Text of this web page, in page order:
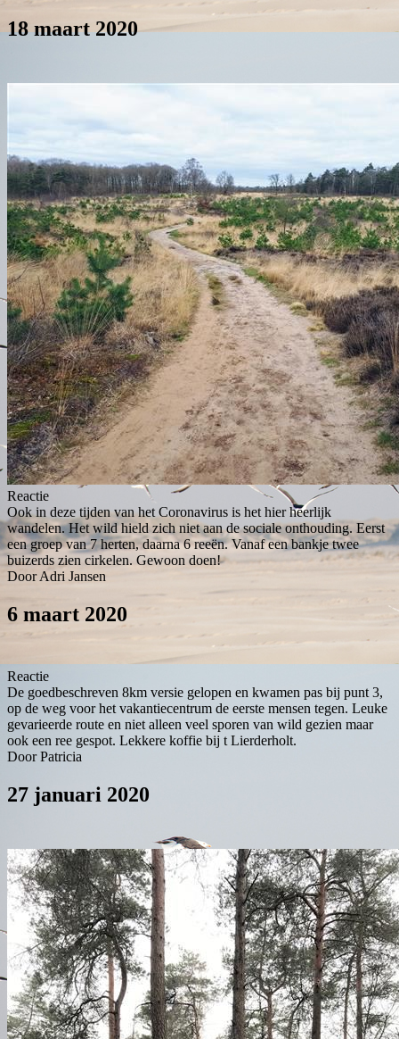
18 maart 2020
Reactie
Ook in deze tijden van het Coronavirus is het hier heerlijk
wandelen. Het wild hield zich niet aan de sociale onthouding. Eerst
een groep van 7 herten, daarna 6 reeën. Vanaf een bankje twee
buizerds zien cirkelen. Gewoon doen!
Door Adri Jansen
6 maart 2020
Reactie
De goedbeschreven 8km versie gelopen en kwamen pas bij punt 3,
op de weg voor het vakantiecentrum de eerste mensen tegen. Leuke
gevarieerde route en niet alleen veel sporen van wild gezien maar
ook een ree gespot. Lekkere koffie bij t Lierderholt.
Door Patricia
27 januari 2020